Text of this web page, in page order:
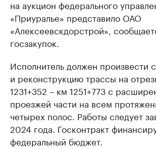
на аукцион федерального
«Приуралье» представило ОАО
«Алексеевскдорстрой»,
госзакупок.
Исполнитель должен произвести
и реконструкцию трассы на
1231+352 – км 1251+773 с
проезжей части на всем
четырех полос. Работы следует
2024 года. Госконтракт
федеральный бюджет.